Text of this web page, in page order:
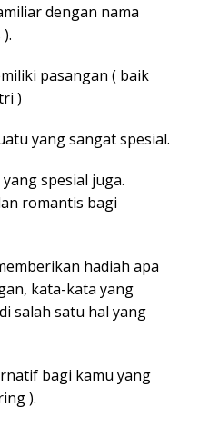
dengan nama
pasangan ( baik
)
yang sangat spesial.
spesial juga.
romantis bagi
hadiah apa
kata-kata yang
salah satu hal yang
bagi kamu yang
).